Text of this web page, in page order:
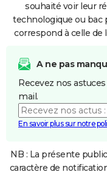
souhaité voir leur
technologique ou bac
correspond à celle
A ne pas
Recevez nos
mail.
En savoir plus sur notre
NB : La présente
caractère de